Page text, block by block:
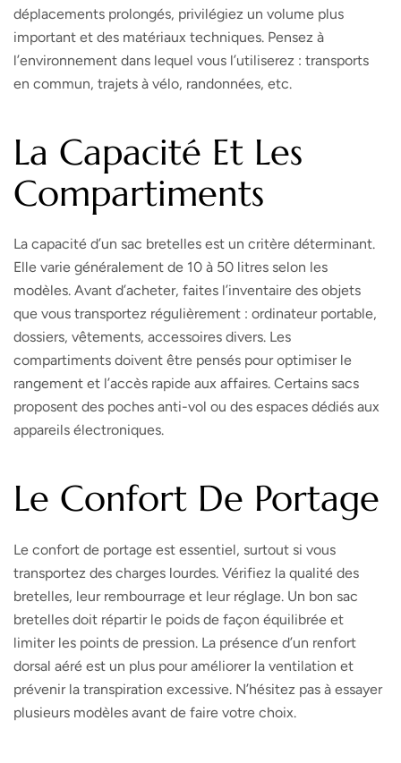
déplacements prolongés, privilégiez un volume plus
important et des matériaux techniques. Pensez à
l’environnement dans lequel vous l’utiliserez : transports
en commun, trajets à vélo, randonnées, etc.
La Capacité Et Les
Compartiments
La capacité d’un sac bretelles est un critère déterminant.
Elle varie généralement de 10 à 50 litres selon les
modèles. Avant d’acheter, faites l’inventaire des objets
que vous transportez régulièrement : ordinateur portable,
dossiers, vêtements, accessoires divers. Les
compartiments doivent être pensés pour optimiser le
rangement et l’accès rapide aux affaires. Certains sacs
proposent des poches anti-vol ou des espaces dédiés aux
appareils électroniques.
Le Confort De Portage
Le confort de portage est essentiel, surtout si vous
transportez des charges lourdes. Vérifiez la qualité des
bretelles, leur rembourrage et leur réglage. Un bon sac
bretelles doit répartir le poids de façon équilibrée et
limiter les points de pression. La présence d’un renfort
dorsal aéré est un plus pour améliorer la ventilation et
prévenir la transpiration excessive. N’hésitez pas à essayer
plusieurs modèles avant de faire votre choix.